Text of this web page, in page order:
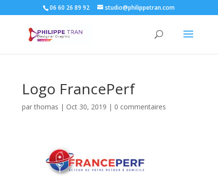
06 60 26 89 92 studio@philippetran.com
Logo FrancePerf
parthomas | Oct 30, 2019 | 0 commentaires